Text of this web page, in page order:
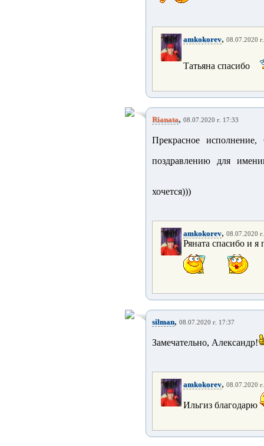
amkokorev, 08.07.2020
Татьяна спасибо
Rianata, 08.07.2020 г. 17:33
Прекрасное
поздравлению для
хочется)))
amkokorev, 08.07.2020
Ряната спасибо и
silman, 08.07.2020 г. 17:37
Замечательно, Александр!
amkokorev, 08.07.2020
Ильгиз благодарю